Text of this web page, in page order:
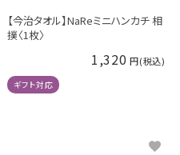
【今治タオル】NaReミニハンカチ 相
撲〈1枚〉
1,320
ギフト対応